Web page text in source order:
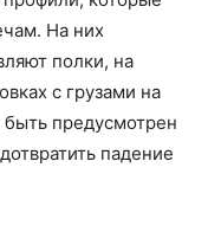
На них
полки, на
с грузами на
предусмотрен
падение